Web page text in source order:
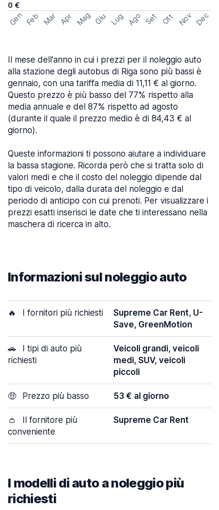
0 €
Gen Feb Mar Apr Mag Giu Lug Ago Set Ott Nov Dec
Il mese dell'anno in cui i prezzi per il noleggio auto
alla stazione degli autobus di Riga sono più bassi è
gennaio, con una tariffa media di 11,11 € al giorno.
Questo prezzo è più basso del 77% rispetto alla
media annuale e del 87% rispetto ad agosto
(durante il quale il prezzo medio è di 84,43 € al
giorno).
Queste informazioni ti possono aiutare a individuare
la bassa stagione. Ricorda però che si tratta solo di
valori medi e che il costo del noleggio dipende dal
tipo di veicolo, dalla durata del noleggio e dal
periodo di anticipo con cui prenoti. Per visualizzare i
prezzi esatti inserisci le date che ti interessano nella
maschera di ricerca in alto.
Informazioni sul noleggio auto
🔥 I fornitori più richiesti
Supreme Car Rent, U-
Save, GreenMotion
🚗
I tipi di auto più
richiesti
Veicoli grandi, veicoli
medi, SUV, veicoli
piccoli
🤑 Prezzo più basso 53 € al giorno
👛
Il fornitore più
conveniente
Supreme Car Rent
I modelli di auto a noleggio più
richiesti